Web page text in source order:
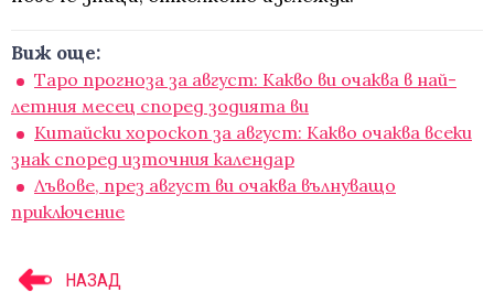
Виж още:
Таро прогноза за август: Какво ви очаква в най-
летния месец според зодията ви
Китайски хороскоп за август: Какво очаква всеки
знак според източния календар
Лъвове, през август ви очаква вълнуващо
приключение
НАЗАД